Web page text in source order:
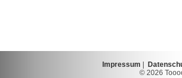
Impressum
© 2026